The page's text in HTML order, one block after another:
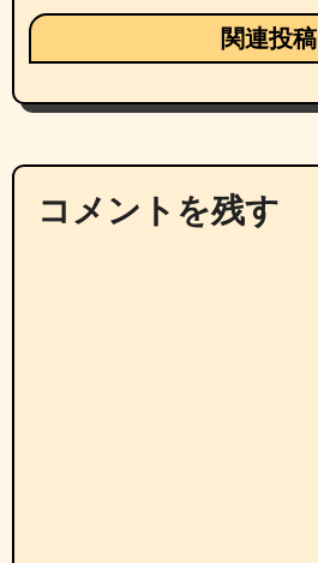
関連投稿
コメントを残す